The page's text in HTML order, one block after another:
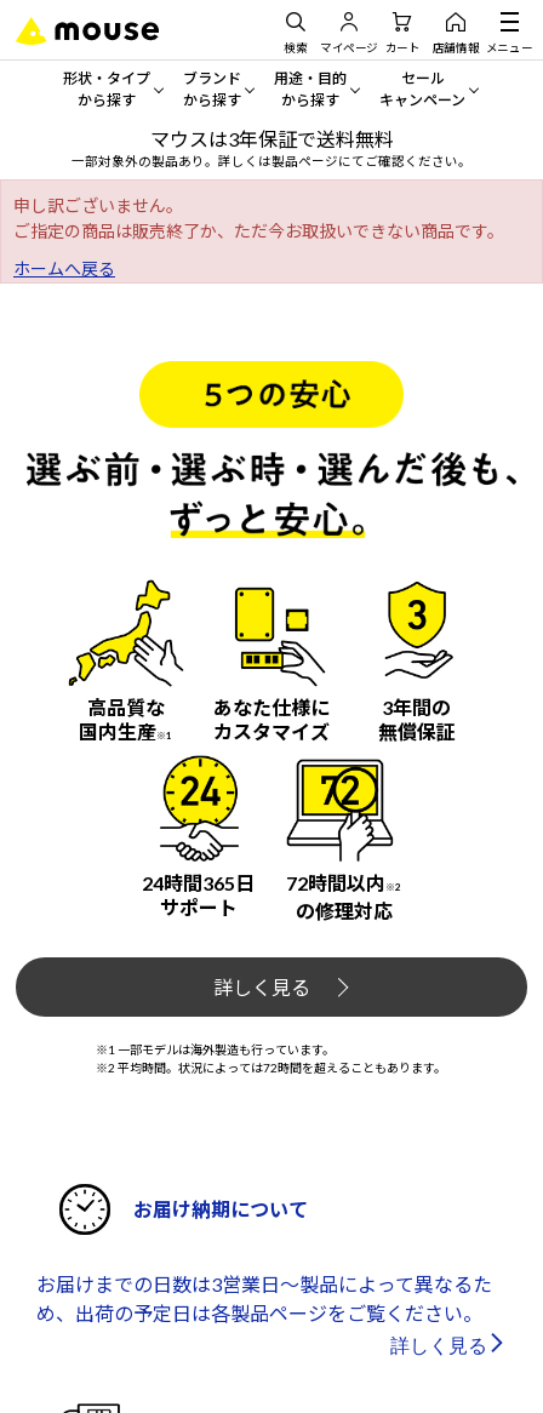
検索 マイページ カート 店舗情報 メニュー
形状・タイプ
から探す
形状・タイプから探す をすべてみる
デスクトップPC
ノートPC
ブランド
から探す
mouse
MousePro
用途・目的
から探す
一般向けパソコン
学習向けパソコン
AIおすすめパソコン
セール
キャンペーン
セール・キャンペー
人気モデルが期間限定・お
アウトレットパソコン
おすすめ目玉パソコン
今イチオシのパソコンをピ
マウスは3年保証で送料無料
一部対象外の製品あり。詳しくは製品ページにてご確認ください。
申し訳ございません。
ご指定の商品は販売終了か、ただ今お取扱いできない商品です。
ホームへ戻る
高品質な
国内生産※1
あなた仕様に
カスタマイズ
3年間の
無償保証
24時間365日
サポート
72時間以内 ※2
の修理対応
詳しく見る
※1 一部モデルは海外製造も行っています。
※2 平均時間。状況によっては72時間を超えることもあります。
お届け納期について
お届けまでの日数は3営業日～製品によって異なるた
め、出荷の予定日は各製品ページをご覧ください。
詳しく見る